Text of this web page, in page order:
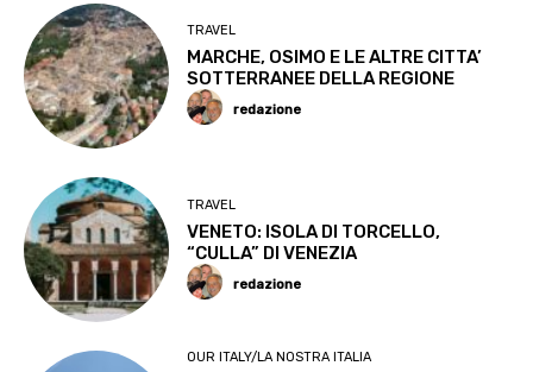
TRAVEL
MARCHE, OSIMO E LE ALTRE CITTA’
SOTTERRANEE DELLA REGIONE
redazione
TRAVEL
VENETO: ISOLA DI TORCELLO,
“CULLA” DI VENEZIA
redazione
OUR ITALY/LA NOSTRA ITALIA